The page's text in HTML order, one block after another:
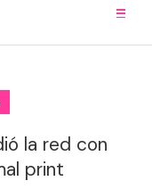
la red con
print